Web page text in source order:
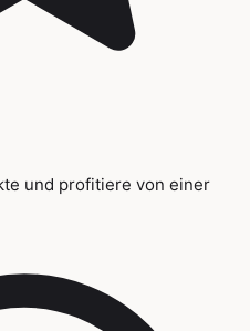
und profitiere von einer